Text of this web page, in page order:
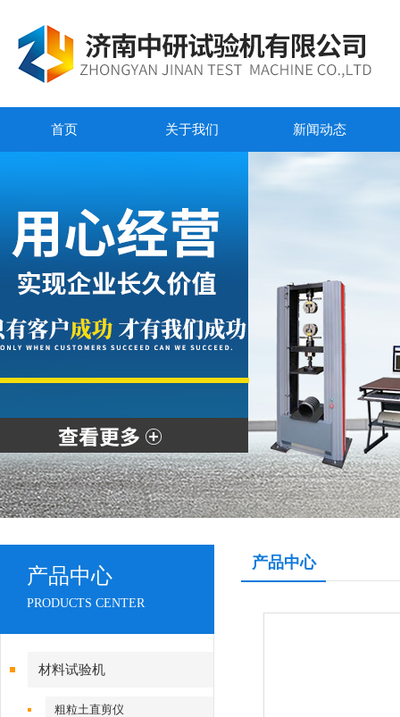
首页 关于我们 新闻动态
产品中心
PRODUCTS CENTER
材料试验机
粗粒土直剪仪
产品中心